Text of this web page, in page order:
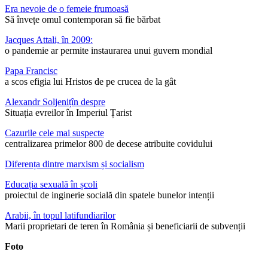
Era nevoie de o femeie frumoasă
Să învețe omul contemporan să fie bărbat
Jacques Attali, în 2009:
o pandemie ar permite instaurarea unui guvern mondial
Papa Francisc
a scos efigia lui Hristos de pe crucea de la gât
Alexandr Soljenițîn despre
Situația evreilor în Imperiul Țarist
Cazurile cele mai suspecte
centralizarea primelor 800 de decese atribuite covidului
Diferența dintre marxism și socialism
Educația sexuală în școli
proiectul de inginerie socială din spatele bunelor intenții
Arabii, în topul latifundiarilor
Marii proprietari de teren în România și beneficiarii de subvenții
Foto